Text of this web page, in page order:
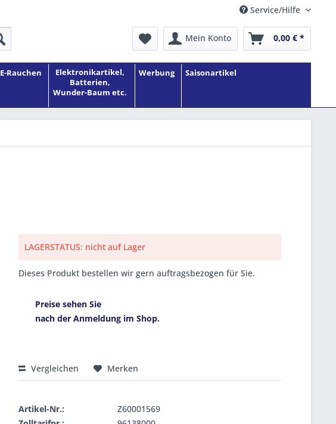
Service/Hilfe
Mein Konto 0,00 € *
E-Rauchen
Elektronikartikel,
Batterien,
Wunder-Baum etc.
Werbung Saisonartikel
LAGERSTATUS: nicht auf Lager
Dieses Produkt bestellen wir gern auftragsbezogen für Sie.
Preise sehen Sie
nach der Anmeldung im Shop.
Vergleichen Merken
Artikel-Nr.:
Z60001569